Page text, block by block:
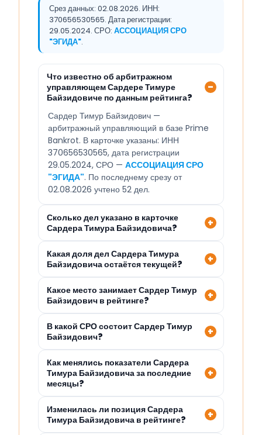
Срез данных: 02.08.2026. ИНН:
370656530565. Дата регистрации:
29.05.2024. СРО: АССОЦИАЦИЯ СРО
"ЭГИДА".
Что известно об арбитражном
управляющем Сардере Тимуре
Байзидовиче по данным рейтинга?
Сардер Тимур Байзидович —
арбитражный управляющий в базе Prime
Bankrot. В карточке указаны: ИНН
370656530565, дата регистрации
29.05.2024, СРО — АССОЦИАЦИЯ СРО
"ЭГИДА". По последнему срезу от
02.08.2026 учтено 52 дел.
Сколько дел указано в карточке
Сардера Тимура Байзидовича?
Какая доля дел Сардера Тимура
Байзидовича остаётся текущей?
Какое место занимает Сардер Тимур
Байзидович в рейтинге?
В какой СРО состоит Сардер Тимур
Байзидович?
Как менялись показатели Сардера
Тимура Байзидовича за последние
месяцы?
Изменилась ли позиция Сардера
Тимура Байзидовича в рейтинге?